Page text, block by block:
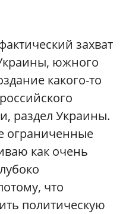
захват
южного
какого-то
раздел Украины.
ограниченные
как очень
что
политическую